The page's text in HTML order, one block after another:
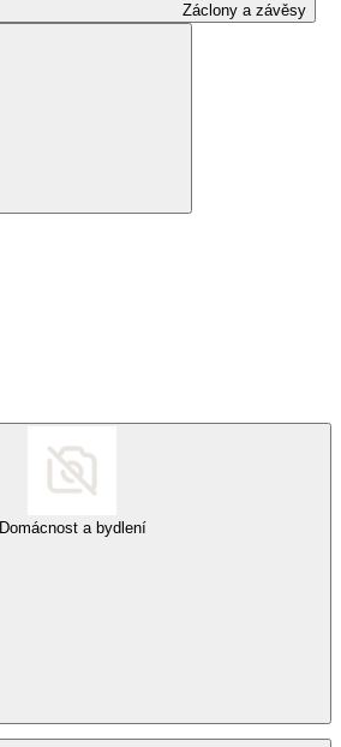
Záclony a závěsy
Domácnost a bydlení